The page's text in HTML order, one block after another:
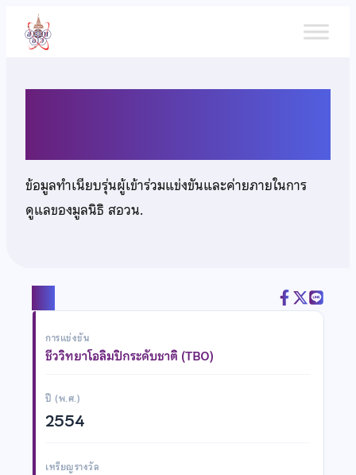
เนื้อหา
ข้อมูลทำเนียบรุ่นผู้เข้าร่วมแข่งขันและค่ายภายในการ
ดูแลของมูลนิธิ สอวน.
การแข่งขัน
ชีววิทยาโอลิมปิกระดับชาติ (TBO)
ปี (พ.ศ.)
2554
เหรียญรางวัล